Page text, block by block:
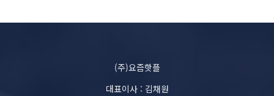
(주)요즘핫플
대표이사 : 김채원